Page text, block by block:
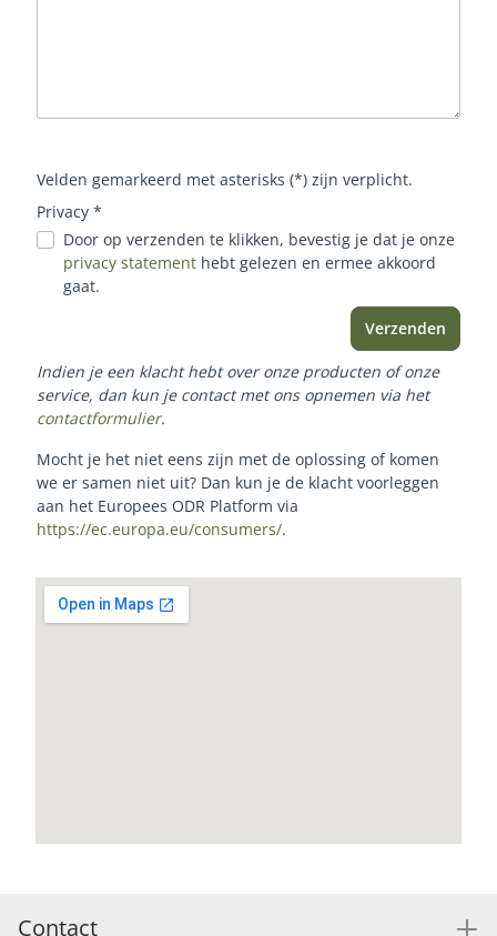
Velden gemarkeerd met asterisks (*) zijn verplicht.
Privacy *
Door op verzenden te klikken, bevestig je dat je onze
privacy statement hebt gelezen en ermee akkoord
gaat.
Verzenden
Indien je een klacht hebt over onze producten of onze
service, dan kun je contact met ons opnemen via het
contactformulier.
Mocht je het niet eens zijn met de oplossing of komen
we er samen niet uit? Dan kun je de klacht voorleggen
aan het Europees ODR Platform via
https://ec.europa.eu/consumers/.
Contact